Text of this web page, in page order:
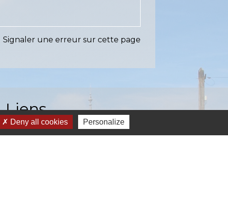
Signaler une erreur sur cette page
Liens
SEASY (anciennement SIAEP)
Deny all cookies Personalize